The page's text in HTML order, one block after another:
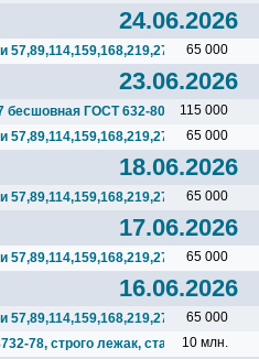
24.06.2026
65 000
23.06.2026
бесшовная ГОСТ 632-80(обсадная),
115 000
65 000
18.06.2026
65 000
17.06.2026
65 000
16.06.2026
65 000
78, строго лежак, сталь любая, 2
10 млн.